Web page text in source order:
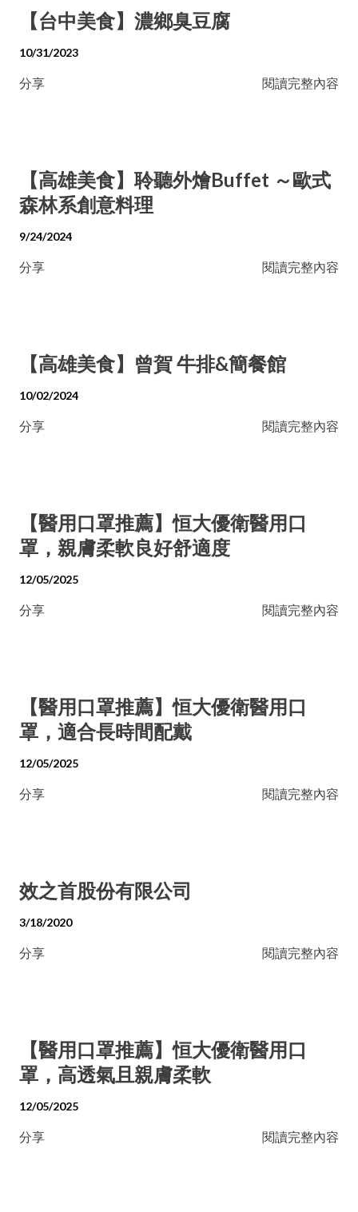
【台中美食】濃鄉臭豆腐
10/31/2023
分享 閱讀完整內容
【高雄美食】聆聽外燴Buffet ～歐式
森林系創意料理
9/24/2024
分享 閱讀完整內容
【高雄美食】曾賀 牛排&簡餐館
10/02/2024
分享 閱讀完整內容
【醫用口罩推薦】恒大優衛醫用口
罩，親膚柔軟良好舒適度
12/05/2025
分享 閱讀完整內容
【醫用口罩推薦】恒大優衛醫用口
罩，適合長時間配戴
12/05/2025
分享 閱讀完整內容
效之首股份有限公司
3/18/2020
分享 閱讀完整內容
【醫用口罩推薦】恒大優衛醫用口
罩，高透氣且親膚柔軟
12/05/2025
分享 閱讀完整內容